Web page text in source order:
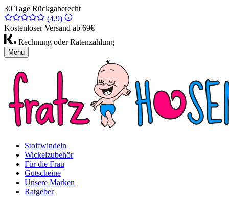
30 Tage Rückgaberecht
(4,9)
Kostenloser Versand ab 69€
Rechnung oder Ratenzahlung
Menu
Stoffwindeln
Wickelzubehör
Für die Frau
Gutscheine
Unsere Marken
Ratgeber